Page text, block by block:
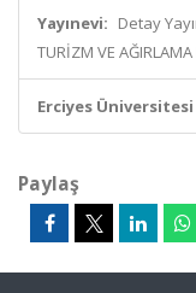
Yayınevi: Detay
TURİZM VE
Erciyes
Paylaş